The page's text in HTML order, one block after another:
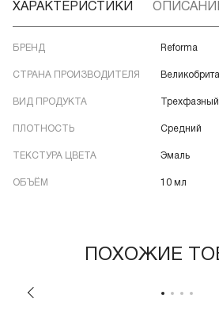
ХАРАКТЕРИСТИКИ
БРЕНД Reforma
СТРАНА ПРОИЗВОДИТЕЛЯ
ВИД ПРОДУКТА
ПЛОТНОСТЬ Средний
ТЕКСТУРА ЦВЕТА Эмаль
ОБЪЁМ 10 мл
ПОХОЖИЕ